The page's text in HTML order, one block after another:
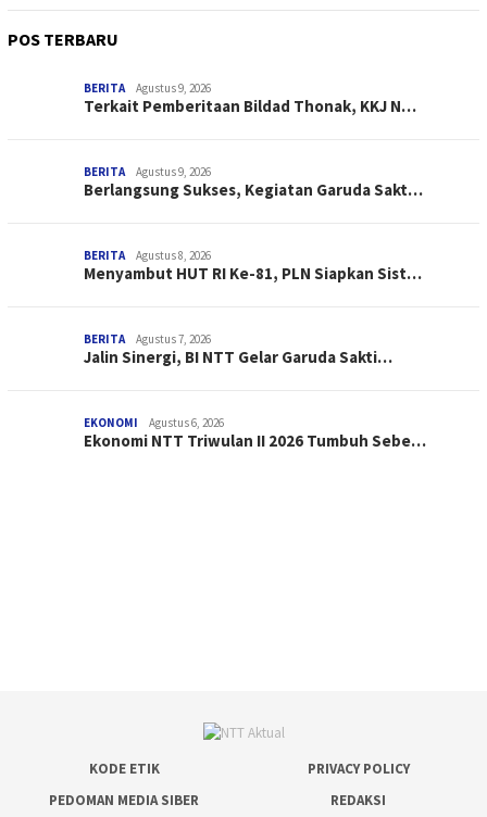
POS TERBARU
BERITA Agustus 9, 2026
Terkait Pemberitaan Bildad Thonak, KKJ N…
BERITA Agustus 9, 2026
Berlangsung Sukses, Kegiatan Garuda Sakt…
BERITA Agustus 8, 2026
Menyambut HUT RI Ke-81, PLN Siapkan Sist…
BERITA Agustus 7, 2026
Jalin Sinergi, BI NTT Gelar Garuda Sakti…
EKONOMI Agustus 6, 2026
Ekonomi NTT Triwulan II 2026 Tumbuh Sebe…
KODE ETIK
PRIVACY POLICY
PEDOMAN MEDIA SIBER
REDAKSI